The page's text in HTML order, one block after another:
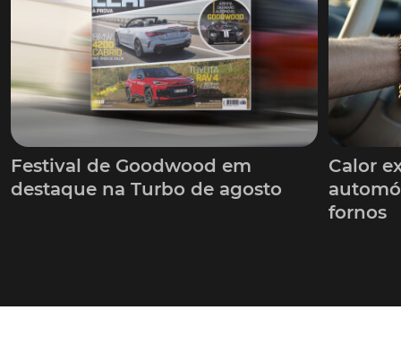
Festival de Goodwood em
destaque na Turbo de agosto
Calor
fornos